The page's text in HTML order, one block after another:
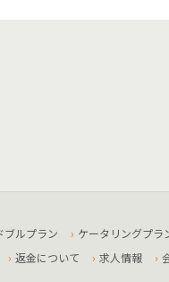
ブルプラン ケータリングプラ
返金について 求人情報